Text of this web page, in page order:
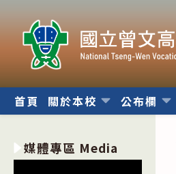
內
首頁 關於本校 公布欄
媒體專區 Media